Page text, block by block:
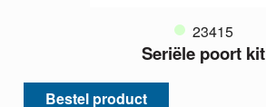
23415
Seriële poort kit
Bestel product